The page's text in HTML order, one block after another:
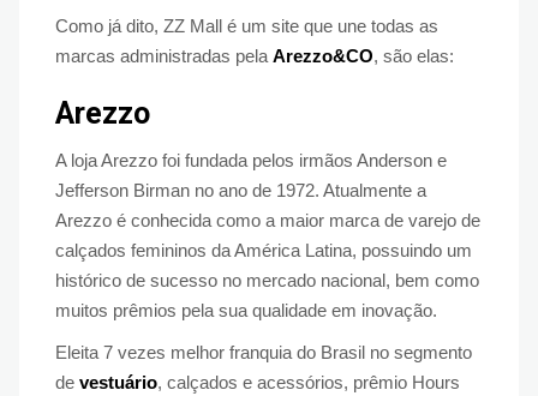
Como já dito, ZZ Mall é um site que une todas as
marcas administradas pela Arezzo&CO, são elas:
Arezzo
A loja Arezzo foi fundada pelos irmãos Anderson e
Jefferson Birman no ano de 1972. Atualmente a
Arezzo é conhecida como a maior marca de varejo de
calçados femininos da América Latina, possuindo um
histórico de sucesso no mercado nacional, bem como
muitos prêmios pela sua qualidade em inovação.
Eleita 7 vezes melhor franquia do Brasil no segmento
de vestuário, calçados e acessórios, prêmio Hours